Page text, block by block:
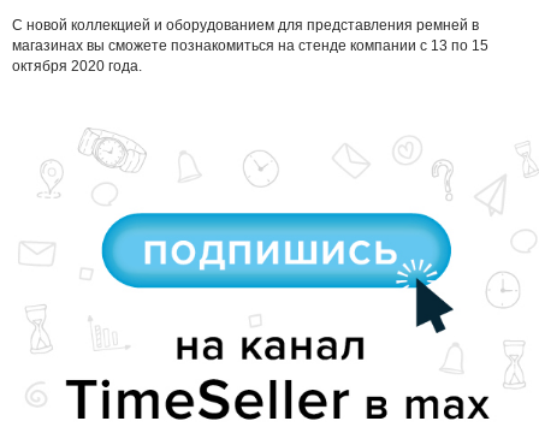
С новой коллекцией и оборудованием для представления ремней в
магазинах вы сможете познакомиться на стенде компании с 13 по 15
октября 2020 года.